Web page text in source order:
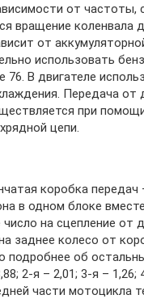
от частоты,
вращение коленвала
от
использовать
76. В двигателе
Передача от
при
цепи.
коробка передач
в одном блоке
на сцепление от
заднее колесо от
подробнее об
2-я – 2,01; 3-я – 1,26;
части мотоцикла